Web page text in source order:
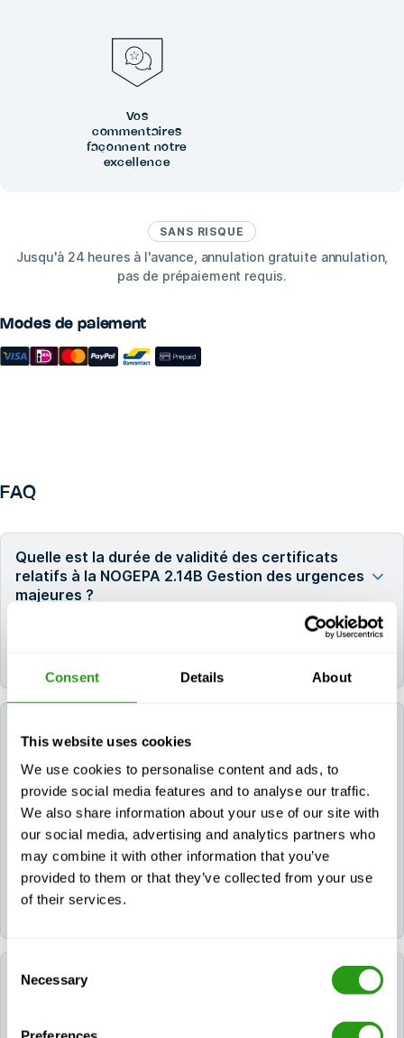
Consent Details About
This website uses cookies
We use cookies to personalise content and ads, to
provide social media features and to analyse our traffic.
We also share information about your use of our site with
our social media, advertising and analytics partners who
may combine it with other information that you’ve
provided to them or that they’ve collected from your use
of their services.
Selection
Necessary
SANS RISQUE
Jusqu'à 24 heures à l'avance, annulation gratuite annulation,
pas de prépaiement requis.
Modes de paiement
Vos
commentaires
façonnent notre
excellence
FAQ
Quelle est la durée de validité des certificats
relatifs à la NOGEPA 2.14B Gestion des urgences
majeures ?
Le(s) certificat(s) pour NOGEPA 2.14B Management
pour ma formation ?
Si vous avez besoin d'un hôtel, vous pouvez en faire
la demande au cours du processus de réservation. Si
vous avez déjà réservé votre cours, veuillez nous
contacter viainfo@fmtcsafety.comou appeler le+31
(0) 85 130 74 61.Votre courriel de confirmation
contiendra tous les détails concernant l'hôtel et les
Quelle est la langue utilisée pendant le cours ?
Tous les cours du FMTC sont dispensés en anglais.